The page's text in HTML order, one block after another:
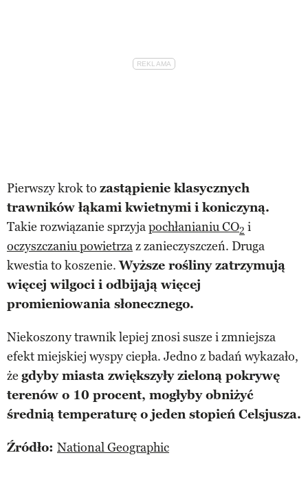
Pierwszy krok to zastąpienie klasycznych
trawników łąkami kwietnymi i koniczyną.
Takie rozwiązanie sprzyjapochłanianiu CO2 i
oczyszczaniu powietrzaz zanieczyszczeń. Druga
kwestia to koszenie.Wyższe rośliny zatrzymują
więcej wilgoci i odbijają więcej
promieniowania słonecznego.
Niekoszony trawnik lepiej znosi susze i zmniejsza
efekt miejskiej wyspy ciepła. Jedno z badań wykazało,
że gdyby miasta zwiększyły zieloną pokrywę
terenów o 10 procent, mogłyby obniżyć
średnią temperaturę o jeden stopień Celsjusza.
Źródło: National Geographic